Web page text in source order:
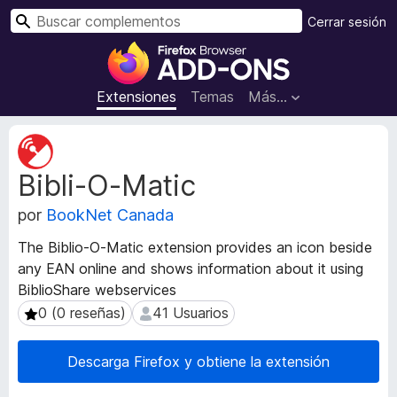
B
u
s
c
e
c
m
p
e
Extensiones Temas Más...
Cerrar sesión
B
Bibli-O-Matic
por BookNet Canada
The Biblio-O-Matic extension provides an icon beside
any EAN online and shows information about it using
BiblioShare webservices
0 (0 reseñas)
0 (0 reseñas) 41 Usuarios
41 Usuarios
Descarga Firefox y obtiene la extensión
M
e
t
a
d
t
a
d
e
a
x